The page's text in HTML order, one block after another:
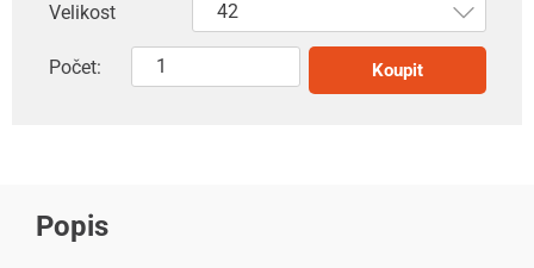
Velikost
Počet: Koupit
Popis